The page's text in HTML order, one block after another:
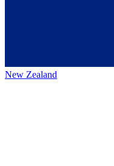
New Zealand